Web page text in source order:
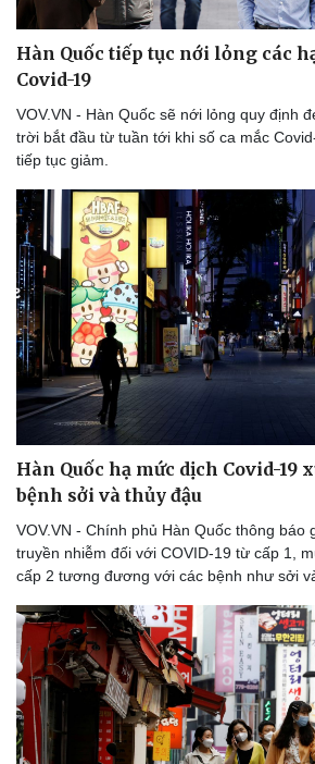
Văn hóa
Sân khấu - Điện ảnh
Văn học
Âm nhạc
Di sản
Nghệ sĩ
Thời
Du lịch
Tư vấn
Săn Tour
check-in
Câu
Đọc
Cửa
Hàn Quốc tiếp tục nới lỏng các
Covid-19
VOV.VN - Hàn Quốc sẽ nới lỏng quy định
trời bắt đầu từ tuần tới khi số ca mắc
tiếp tục giảm.
Hàn Quốc hạ mức dịch Covid-19
bệnh sởi và thủy đậu
VOV.VN - Chính phủ Hàn Quốc thông báo
truyền nhiễm đối với COVID-19 từ cấp 1,
cấp 2 tương đương với các bệnh như sởi